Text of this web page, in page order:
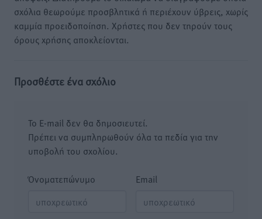
σχόλια θεωρούμε προσβλητικά ή περιέχουν ύβρεις, χωρίς
καμμία προειδοποίηση. Χρήστες που δεν τηρούν τους
όρους χρήσης αποκλείονται.
Προσθέστε ένα σχόλιο
Το E-mail δεν θα δημοσιευτεί.
Πρέπει να συμπληρωθούν όλα τα πεδία για την
υποβολή του σχολίου.
Όνοματεπώνυμο Email